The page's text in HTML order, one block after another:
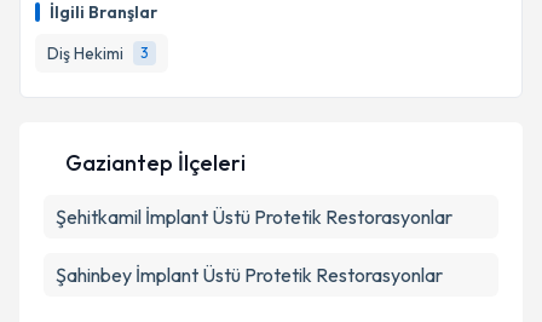
İlgili Branşlar
Diş Hekimi
3
hazırlandığında e-posta ile bilgilendireceğiz.
E-posta Adresiniz
Metni'ni okudum ve kişisel verilerimin belirtilen
Gaziantep İlçeleri
Şehitkamil İmplant Üstü Protetik Restorasyonlar
Şahinbey İmplant Üstü Protetik Restorasyonlar